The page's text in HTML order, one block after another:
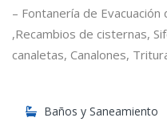
– Fontanería de
,Recambios de cisternas,
canaletas, Canalones,
Baños y Saneamiento